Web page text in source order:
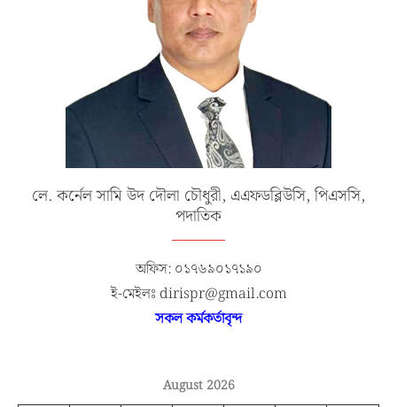
লে. কর্নেল সামি উদ দৌলা চৌধুরী, এএফডব্লিউসি, পিএসসি,
পদাতিক
অফিস: ০১৭৬৯০১৭১৯০
ই-মেইলঃ dirispr@gmail.com
সকল কর্মকর্তাবৃন্দ
August 2026